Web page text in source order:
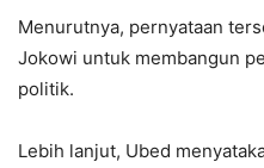
Menurutnya, pernyataan
Jokowi untuk membangun
politik.
Lebih lanjut, Ubed